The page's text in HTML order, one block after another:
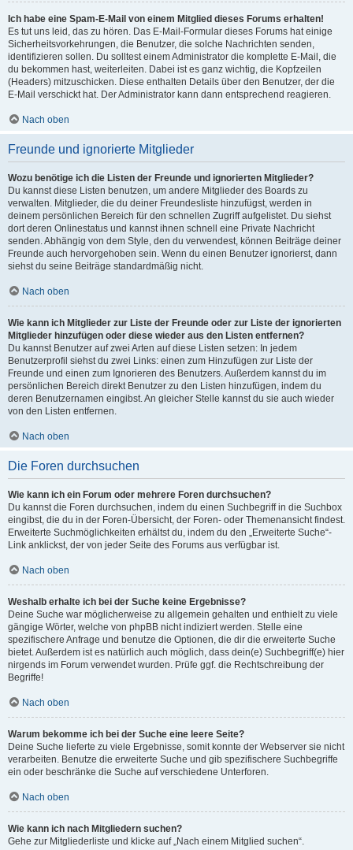
Ich habe eine Spam-E-Mail von einem Mitglied dieses Forums erhalten!
Es tut uns leid, das zu hören. Das E-Mail-Formular dieses Forums hat einige
Sicherheitsvorkehrungen, die Benutzer, die solche Nachrichten senden,
identifizieren sollen. Du solltest einem Administrator die komplette E-Mail, die
du bekommen hast, weiterleiten. Dabei ist es ganz wichtig, die Kopfzeilen
(Headers) mitzuschicken. Diese enthalten Details über den Benutzer, der die
E-Mail verschickt hat. Der Administrator kann dann entsprechend reagieren.
Nach oben
Freunde und ignorierte Mitglieder
Wozu benötige ich die Listen der Freunde und ignorierten Mitglieder?
Du kannst diese Listen benutzen, um andere Mitglieder des Boards zu
verwalten. Mitglieder, die du deiner Freundesliste hinzufügst, werden in
deinem persönlichen Bereich für den schnellen Zugriff aufgelistet. Du siehst
dort deren Onlinestatus und kannst ihnen schnell eine Private Nachricht
senden. Abhängig von dem Style, den du verwendest, können Beiträge deiner
Freunde auch hervorgehoben sein. Wenn du einen Benutzer ignorierst, dann
siehst du seine Beiträge standardmäßig nicht.
Nach oben
Wie kann ich Mitglieder zur Liste der Freunde oder zur Liste der ignorierten
Mitglieder hinzufügen oder diese wieder aus den Listen entfernen?
Du kannst Benutzer auf zwei Arten auf diese Listen setzen: In jedem
Benutzerprofil siehst du zwei Links: einen zum Hinzufügen zur Liste der
Freunde und einen zum Ignorieren des Benutzers. Außerdem kannst du im
persönlichen Bereich direkt Benutzer zu den Listen hinzufügen, indem du
deren Benutzernamen eingibst. An gleicher Stelle kannst du sie auch wieder
von den Listen entfernen.
Nach oben
Die Foren durchsuchen
Wie kann ich ein Forum oder mehrere Foren durchsuchen?
Du kannst die Foren durchsuchen, indem du einen Suchbegriff in die Suchbox
eingibst, die du in der Foren-Übersicht, der Foren- oder Themenansicht findest.
Erweiterte Suchmöglichkeiten erhältst du, indem du den „Erweiterte Suche“-
Link anklickst, der von jeder Seite des Forums aus verfügbar ist.
Nach oben
Weshalb erhalte ich bei der Suche keine Ergebnisse?
Deine Suche war möglicherweise zu allgemein gehalten und enthielt zu viele
gängige Wörter, welche von phpBB nicht indiziert werden. Stelle eine
spezifischere Anfrage und benutze die Optionen, die dir die erweiterte Suche
bietet. Außerdem ist es natürlich auch möglich, dass dein(e) Suchbegriff(e) hier
nirgends im Forum verwendet wurden. Prüfe ggf. die Rechtschreibung der
Begriffe!
Nach oben
Warum bekomme ich bei der Suche eine leere Seite?
Deine Suche lieferte zu viele Ergebnisse, somit konnte der Webserver sie nicht
verarbeiten. Benutze die erweiterte Suche und gib spezifischere Suchbegriffe
ein oder beschränke die Suche auf verschiedene Unterforen.
Nach oben
Wie kann ich nach Mitgliedern suchen?
Gehe zur Mitgliederliste und klicke auf „Nach einem Mitglied suchen“.